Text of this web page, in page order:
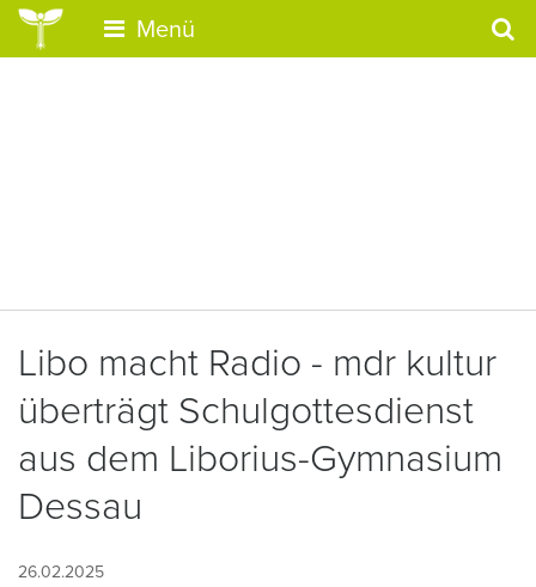
Menü
Libo macht Radio - mdr kultur
überträgt Schulgottesdienst
aus dem Liborius-Gymnasium
Dessau
26.02.2025